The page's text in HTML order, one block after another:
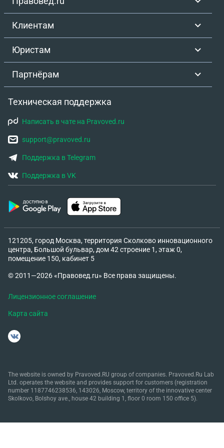
Клиентам
Юристам
Партнёрам
Техническая поддержка
Написать в чате на Pravoved.ru
support@pravoved.ru
Поддержка в Telegram
Поддержка в VK
121205, город Москва, территория Сколково инновационного
центра, Большой бульвар, дом 42 строение 1, этаж 0,
помещение 150, кабинет 5
© 2011—2026 «Правовед.ru» Все права защищены.
Лицензионное соглашение
Карта сайта
The website is owned by Pravoved.RU group of companies. Pravoved.Ru Lab
Ltd. operates the website and provides support for customers (registration
number 1187746238536, 143026, Moscow, territory of the innovative center
Skolkovo, Bolshoy ave., house 42 building 1, floor 0 room 150 office 5).